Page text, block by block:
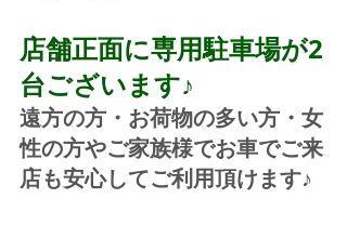
店舗正面に専用駐車場が2
台ございます♪
遠方の方・お荷物の多い方・女
性の方やご家族様でお車でご来
店も安心してご利用頂けます♪